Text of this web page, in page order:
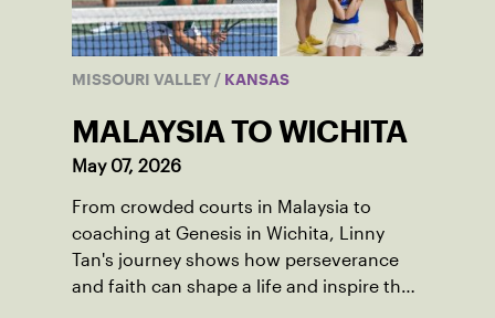
MISSOURI VALLEY / KANSAS
MALAYSIA TO WICHITA
May 07, 2026
From crowded courts in Malaysia to
coaching at Genesis in Wichita, Linny
Tan's journey shows how perseverance
and faith can shape a life and inspire the